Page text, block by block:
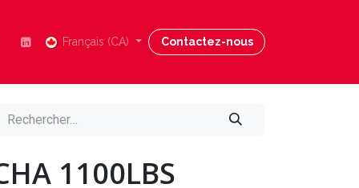
Nous joindre Blog Aide
Français (CA) Contactez-nous
1100LBS